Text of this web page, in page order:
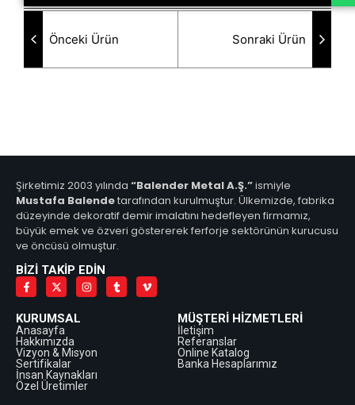
Önceki Ürün Sonraki Ürün
Şirketimiz 2003 yılında “Balender Metal A.Ş.”ismiyle
Mustafa Balendetarafından kurulmuştur. Ülkemizde, fabrika
düzeyinde dekoratif demir imalatını hedefleyen firmamız,
büyük emek ve özveri göstererek ferforje sektörünün kurucusu
ve öncüsü olmuştur.
BİZİ TAKİP EDİN
KURUMSAL
Anasayfa
Hakkımızda
Vizyon & Misyon
Sertifikalar
İnsan Kaynakları
Özel Üretimler
MÜŞTERİ HİZMETLERİ
İletişim
Referanslar
Online Katalog
Banka Hesaplarımız